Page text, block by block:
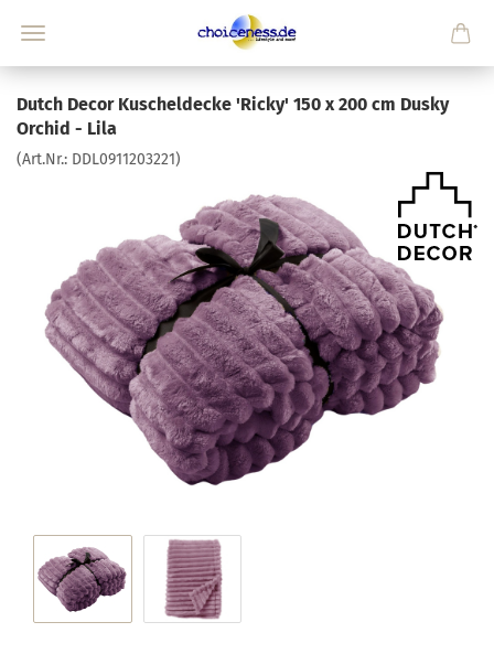
Dutch Decor Kuscheldecke 'Ricky' 150 x 200 cm Dusky
Orchid - Lila
(Art.Nr.: DDL0911203221)